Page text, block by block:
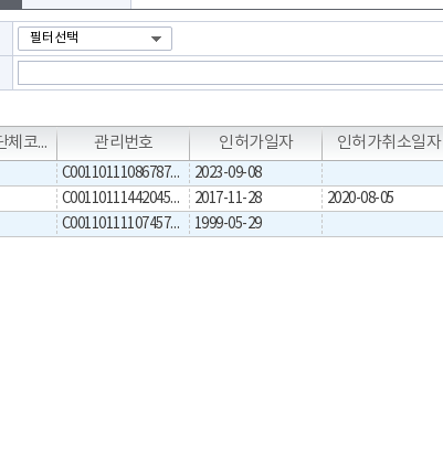
개방자치단체코드 관리번호 인허가일자 인허가취소일자
T T
C001101110867874L00 2023-09-08
C001101114420454L00 2017-11-28 2020-08-05
C001101111074577L00 1999-05-29